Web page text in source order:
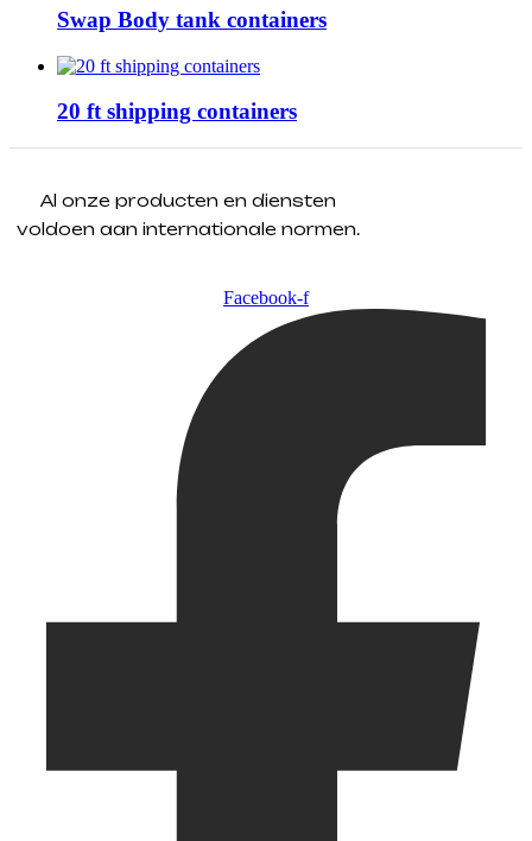
Swap Body tank containers
20 ft shipping containers
Al onze producten en diensten
voldoen aan internationale normen.
Facebook-f